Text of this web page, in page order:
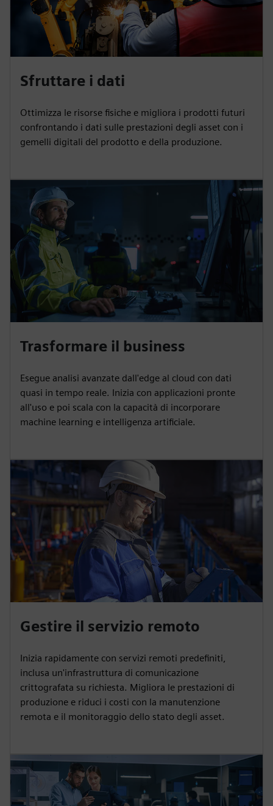
Sfruttare i dati
Ottimizza le risorse fisiche e migliora i prodotti futuri
confrontando i dati sulle prestazioni degli asset con i
gemelli digitali del prodotto e della produzione.
Trasformare il business
Esegue analisi avanzate dall'edge al cloud con dati
quasi in tempo reale. Inizia con applicazioni pronte
all'uso e poi scala con la capacità di incorporare
machine learning e intelligenza artificiale.
Gestire il servizio remoto
Inizia rapidamente con servizi remoti predefiniti,
inclusa un'infrastruttura di comunicazione
crittografata su richiesta. Migliora le prestazioni di
produzione e riduci i costi con la manutenzione
remota e il monitoraggio dello stato degli asset.